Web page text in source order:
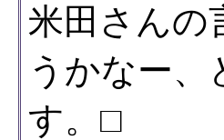
米田さんの
うかなー
す。□